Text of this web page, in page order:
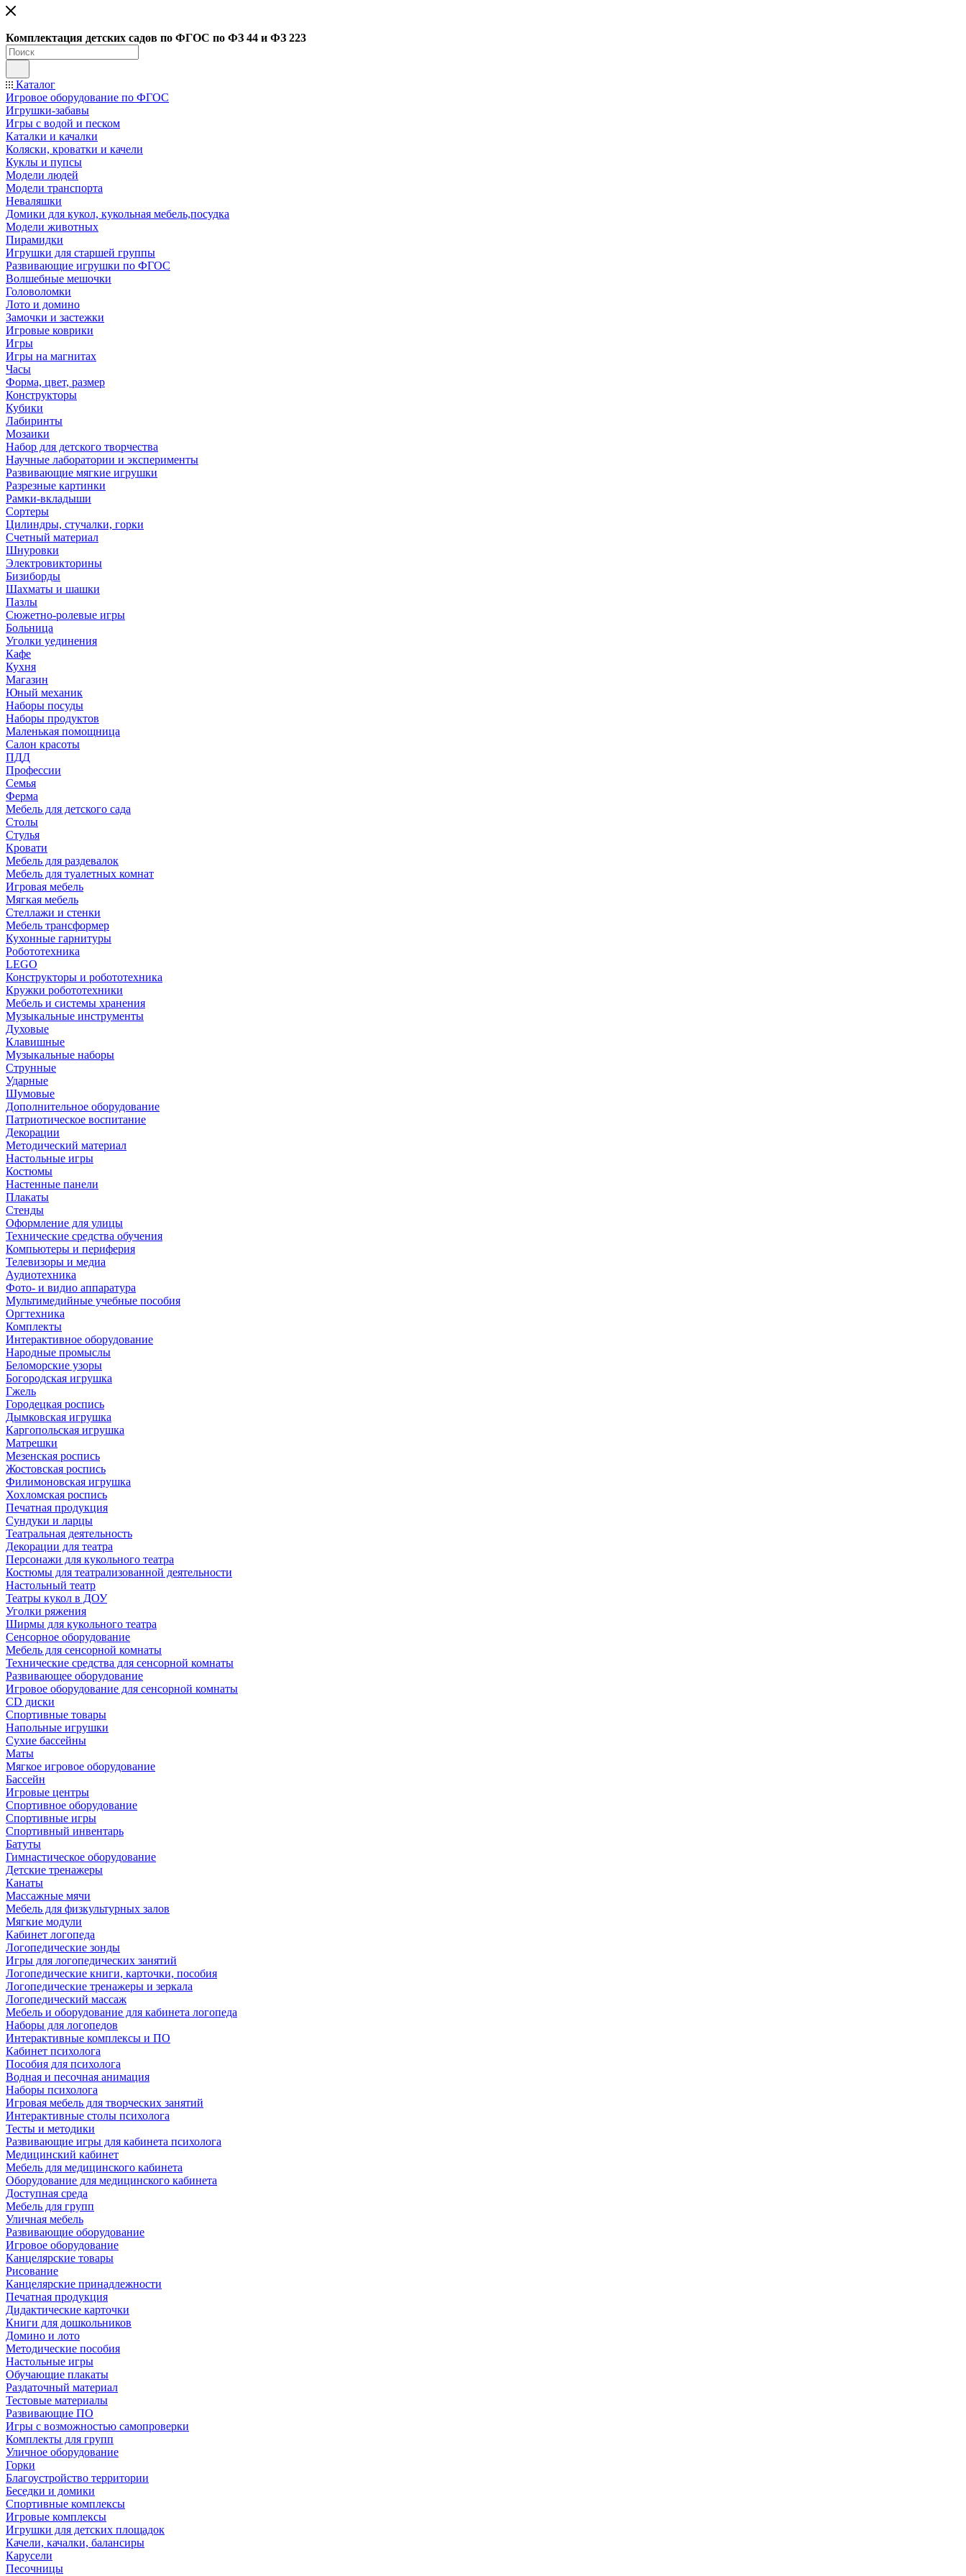
Комплектация детских садов по ФГОC по ФЗ 44 и ФЗ 223
Каталог
Игровое оборудование по ФГОС
Игрушки-забавы
Игры с водой и песком
Каталки и качалки
Коляски, кроватки и качели
Куклы и пупсы
Модели людей
Модели транспорта
Неваляшки
Домики для кукол, кукольная мебель,посудка
Модели животных
Пирамидки
Игрушки для старшей группы
Развивающие игрушки по ФГОС
Волшебные мешочки
Головоломки
Лото и домино
Замочки и застежки
Игровые коврики
Игры
Игры на магнитах
Часы
Форма, цвет, размер
Конструкторы
Кубики
Лабиринты
Мозаики
Набор для детского творчества
Научные лаборатории и эксперименты
Развивающие мягкие игрушки
Разрезные картинки
Рамки-вкладыши
Сортеры
Цилиндры, стучалки, горки
Счетный материал
Шнуровки
Электровикторины
Бизиборды
Шахматы и шашки
Пазлы
Сюжетно-ролевые игры
Больница
Уголки уединения
Кафе
Кухня
Магазин
Юный механик
Наборы посуды
Наборы продуктов
Маленькая помощница
Салон красоты
ПДД
Профессии
Семья
Ферма
Мебель для детского сада
Столы
Cтулья
Кровати
Мебель для раздевалок
Мебель для туалетных комнат
Игровая мебель
Мягкая мебель
Стеллажи и стенки
Мебель трансформер
Кухонные гарнитуры
Робототехника
LEGO
Конструкторы и робототехника
Кружки робототехники
Мебель и системы хранения
Музыкальные инструменты
Духовые
Клавишные
Музыкальные наборы
Струнные
Ударные
Шумовые
Дополнительное оборудование
Патриотическое воспитание
Декорации
Методический материал
Настольные игры
Костюмы
Настенные панели
Плакаты
Стенды
Оформление для улицы
Технические средства обучения
Компьютеры и периферия
Телевизоры и медиа
Аудиотехника
Фото- и видио аппаратура
Мультимедийные учебные пособия
Оргтехника
Комплекты
Интерактивное оборудование
Народные промыслы
Беломорские узоры
Богородская игрушка
Гжель
Городецкая роспись
Дымковская игрушка
Каргопольская игрушка
Матрешки
Мезенская роспись
Жостовская роспись
Филимоновская игрушка
Хохломская роспись
Печатная продукция
Сундуки и ларцы
Театральная деятельность
Декорации для театра
Персонажи для кукольного театра
Костюмы для театрализованной деятельности
Настольный театр
Театры кукол в ДОУ
Уголки ряжения
Ширмы для кукольного театра
Сенсорное оборудование
Мебель для сенсорной комнаты
Технические средства для сенсорной комнаты
Развивающее оборудование
Игровое оборудование для сенсорной комнаты
CD диски
Спортивные товары
Напольные игрушки
Сухие бассейны
Маты
Мягкое игровое оборудование
Бассейн
Игровые центры
Спортивное оборудование
Спортивные игры
Спортивный инвентарь
Батуты
Гимнастическое оборудование
Детские тренажеры
Канаты
Массажные мячи
Мебель для физкультурных залов
Мягкие модули
Кабинет логопеда
Логопедические зонды
Игры для логопедических занятий
Логопедические книги, карточки, пособия
Логопедические тренажеры и зеркала
Логопедический массаж
Мебель и оборудование для кабинета логопеда
Наборы для логопедов
Интерактивные комплексы и ПО
Кабинет психолога
Пособия для психолога
Водная и песочная анимация
Наборы психолога
Игровая мебель для творческих занятий
Интерактивные столы психолога
Тесты и методики
Развивающие игры для кабинета психолога
Медицинский кабинет
Мебель для медицинского кабинета
Оборудование для медицинского кабинета
Доступная среда
Мебель для групп
Уличная мебель
Развивающие оборудование
Игровое оборудование
Канцелярские товары
Рисование
Канцелярские принадлежности
Печатная продукция
Дидактические карточки
Книги для дошкольников
Домино и лото
Методические пособия
Настольные игры
Обучающие плакаты
Раздаточный материал
Тестовые материалы
Развивающие ПО
Игры с возможностью самопроверки
Комплекты для групп
Уличное оборудование
Горки
Благоустройство территории
Беседки и домики
Спортивные комплексы
Игровые комплексы
Игрушки для детских площадок
Качели, качалки, балансиры
Карусели
Песочницы